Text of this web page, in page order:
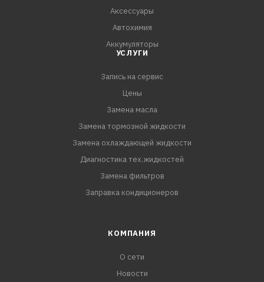
Аксессуары
Автохимия
Аккумуляторы
УСЛУГИ
Запись на сервис
Цены
Замена масла
Замена тормозной жидкости
Замена охлаждающей жидкости
Диагностика тех.жидкостей
Замена фильтров
Заправка кондиционеров
КОМПАНИЯ
О сети
Новости